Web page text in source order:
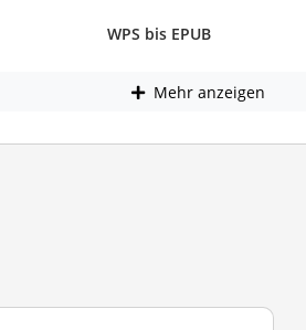
WPS bis EPUB
Mehr anzeigen